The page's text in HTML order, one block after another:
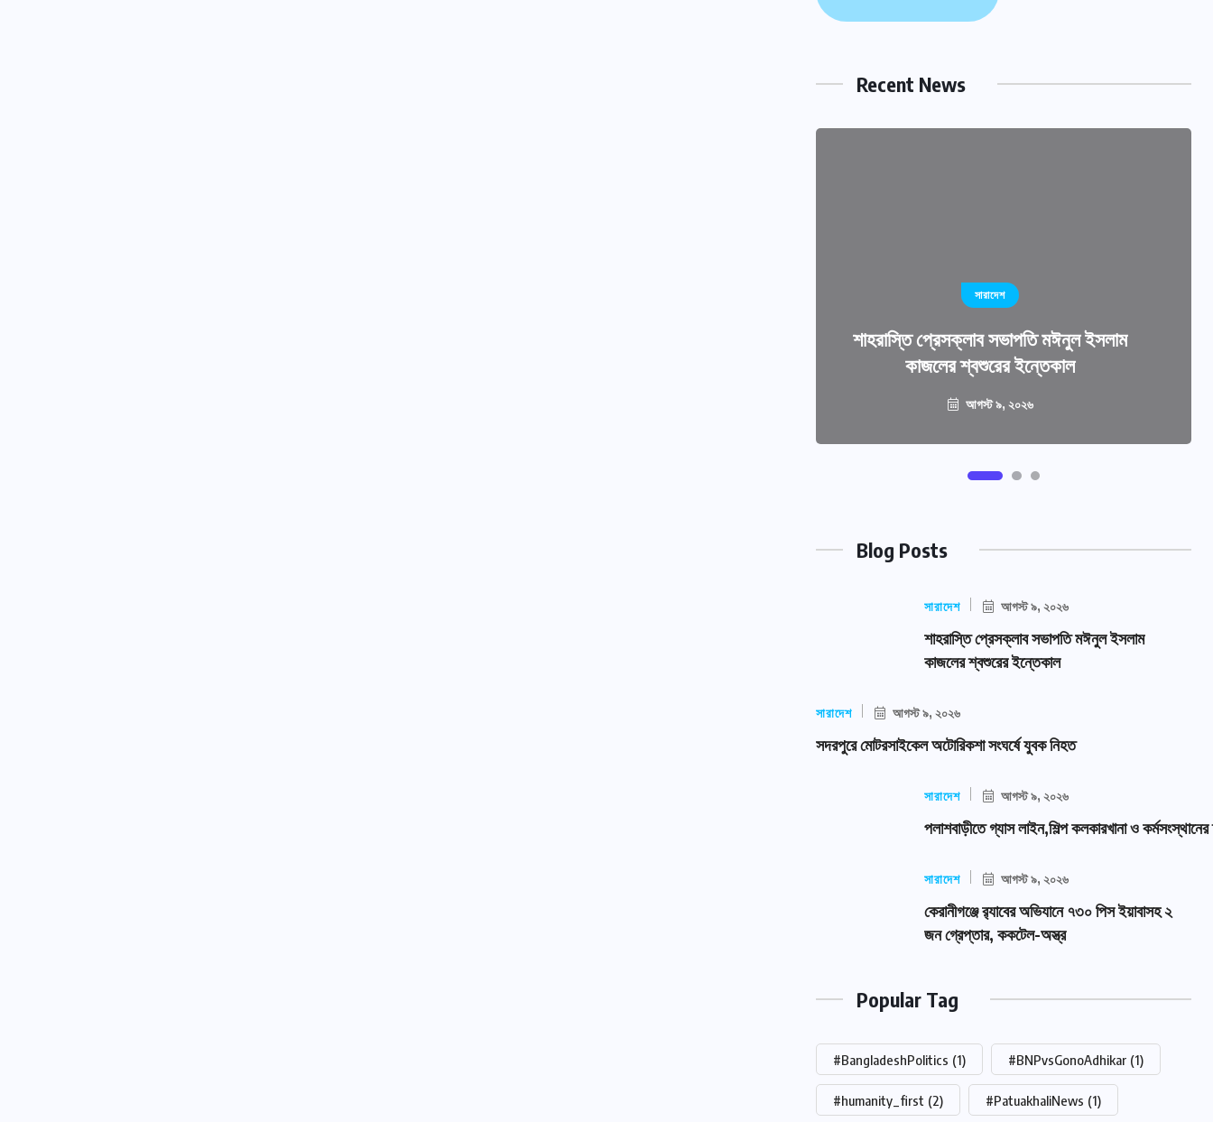
Recent News
সারাদেশ
শাহরাস্তি প্রেসক্লাব সভাপতি মঈনুল ইসলাম
কাজলের শ্বশুরের ইন্তেকাল
আগস্ট ৯, ২০২৬
সদরপুরে মোটরসাইকেল অটোরিকশা সংঘর্ষে যুবক
আগস্ট ৯, ২০২৬
Blog Posts
সারাদেশ আগস্ট ৯, ২০২৬
শাহরাস্তি প্রেসক্লাব সভাপতি মঈনুল ইসলাম
কাজলের শ্বশুরের ইন্তেকাল
সারাদেশ আগস্ট ৯, ২০২৬
সদরপুরে মোটরসাইকেল অটোরিকশা সংঘর্ষে যুবক নিহত
সারাদেশ আগস্ট ৯, ২০২৬
পলাশবাড়ীতে গ্যাস লাইন,শিল্প কলকারখানা ও কর্মসংস্থানের
সারাদেশ আগস্ট ৯, ২০২৬
কেরানীগঞ্জে র‍্যাবের অভিযানে ৭৩০ পিস ইয়াবাসহ ২
জন গ্রেপ্তার, ককটেল-অস্ত্র
Popular Tag
#BangladeshPolitics (1) #BNPvsGonoAdhikar (1)
#humanity_first (2) #PatuakhaliNews (1)